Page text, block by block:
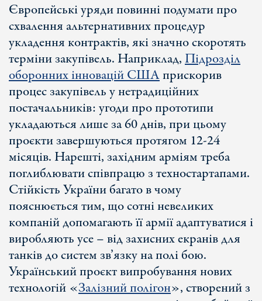
Європейські уряди повинні подумати про
схвалення альтернативних процедур
укладення контрактів, які значно скоротять
терміни закупівель. Наприклад,Підрозділ
оборонних інновацій СШАприскорив
процес закупівель у нетрадиційних
постачальників: угоди про прототипи
укладаються лише за 60 днів, при цьому
проєкти завершуються протягом 12-24
місяців. Нарешті, західним арміям треба
поглиблювати співпрацю з техностартапами.
Стійкість України багато в чому
пояснюється тим, що сотні невеликих
компаній допомагають її армії адаптуватися і
виробляють усе – від захисних екранів для
танків до систем зв’язку на полі бою.
Український проєкт випробування нових
технологій «Залізний полігон», створений з